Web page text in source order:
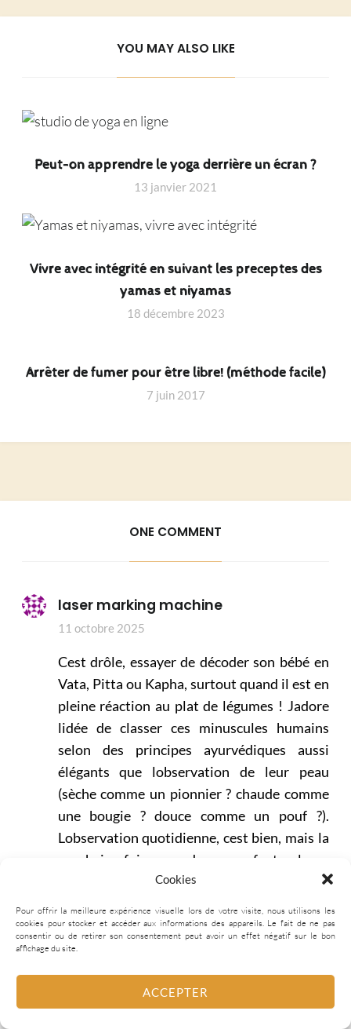
Cookies
Pour offrir la meilleure expérience visuelle lors de votre visite, nous utilisons les
cookies pour stocker et accéder aux informations des appareils. Le fait de ne pas
consentir ou de retirer son consentement peut avoir un effet négatif sur le bon
affichage du site.
ACCEPTER
YOU MAY ALSO LIKE
Peut-on apprendre le yoga derrière un écran ?
13 janvier 2021
Vivre avec intégrité en suivant les preceptes des
yamas et niyamas
18 décembre 2023
Arrêter de fumer pour être libre! (méthode facile)
7 juin 2017
ONE COMMENT
laser marking machine
11 octobre 2025
Cest drôle, essayer de décoder son bébé en
Vata, Pitta ou Kapha, surtout quand il est en
pleine réaction au plat de légumes ! Jadore
lidée de classer ces minuscules humains
selon des principes ayurvédiques aussi
élégants que lobservation de leur peau
(sèche comme un pionnier ? chaude comme
une bougie ? douce comme un pouf ?).
Lobservation quotidienne, cest bien, mais la
prochaine fois quun de mes enfants pleure
comme une petite fièvre, je ne vais pas
chercher de thérapie par les huiles chaudes,
merci. Bonne chance à tous ces parents en
quête déquilibre Vata-Pitta-Kapha !
Répondre